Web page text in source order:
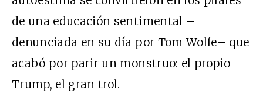
de una educación sentimental –
denunciada en su día por Tom Wolfe– que
acabó por parir un monstruo: el propio
Trump, el gran trol.